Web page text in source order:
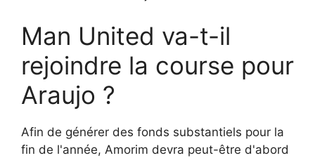
Man United va-t-il
rejoindre la course pour
Araujo ?
Afin de générer des fonds substantiels pour la
fin de l'année, Amorim devra peut-être d'abord